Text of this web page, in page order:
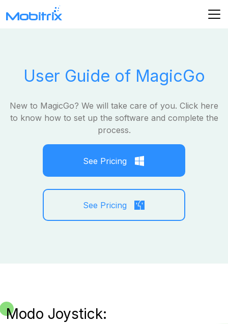
User Guide of MagicGo
New to MagicGo? We will take care of you. Click here
to know how to set up the software and complete the
process.
See Pricing
See Pricing
Modo Joystick: